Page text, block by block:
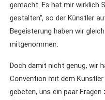
gemacht. Es hat mir wirklich
gestalten“, so der Künstler
Begeisterung haben wir
mitgenommen.
Doch damit nicht genug, wir
Convention mit dem
gebeten, uns ein paar